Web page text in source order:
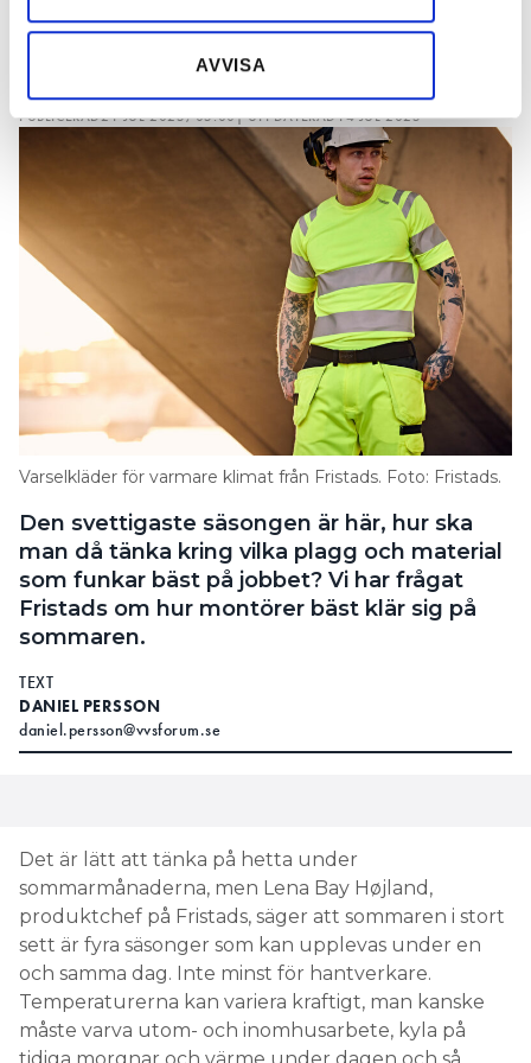
samlat in när du har använt deras tjänster.
AVVISA
arbetsplagg: ”Vissa har
piratbyxor året om”
PUBLICERAD21 JUL 2025, 05:00| UPPDATERAD14 JUL 2025
Varselkläder för varmare klimat från Fristads. Foto: Fristads.
Den svettigaste säsongen är här, hur ska
man då tänka kring vilka plagg och material
som funkar bäst på jobbet? Vi har frågat
Fristads om hur montörer bäst klär sig på
sommaren.
TEXT
DANIEL PERSSON
daniel.persson@vvsforum.se
Det är lätt att tänka på hetta under
sommarmånaderna, men Lena Bay Højland,
produktchef på Fristads, säger att sommaren i stort
sett är fyra säsonger som kan upplevas under en
och samma dag. Inte minst för hantverkare.
Temperaturerna kan variera kraftigt, man kanske
måste varva utom- och inomhusarbete, kyla på